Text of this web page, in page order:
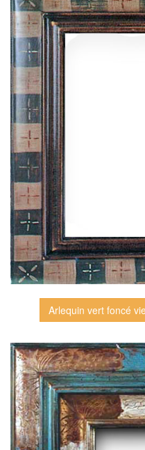
Arlequin vert foncé